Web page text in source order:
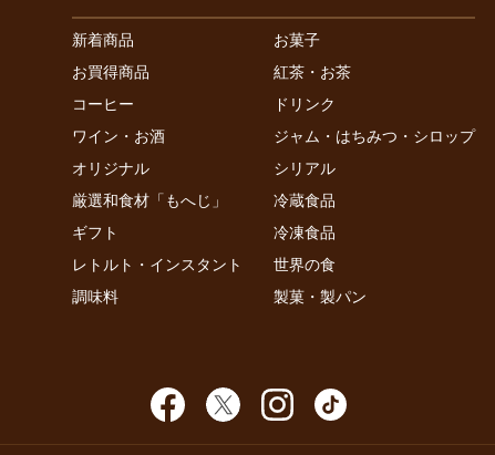
新着商品
お菓子
お買得商品
紅茶・お茶
コーヒー
ドリンク
ワイン・お酒
ジャム・はちみつ・シロップ
オリジナル
シリアル
厳選和食材「もへじ」
冷蔵食品
ギフト
冷凍食品
レトルト・インスタント
世界の食
調味料
製菓・製パン